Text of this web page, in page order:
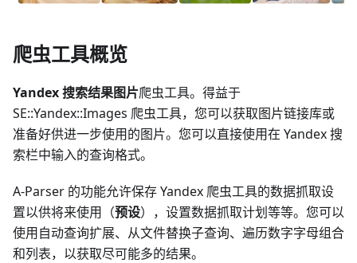
爬虫工具概览
Yandex 搜索结果图片爬虫工具。得益于
SE::Yandex::Images 爬虫工具，您可以获取图片链接库或
准备好供进一步使用的图片。您可以直接使用在 Yandex 搜
索栏中输入的查询格式。
A-Parser 的功能允许保存 Yandex 爬虫工具的数据抓取设
置以供将来使用（预设），设置数据抓取计划等等。您可以
使用自动查询扩展、从文件替换子查询、遍历数字字母组合
和列表，以获取尽可能多的结果。